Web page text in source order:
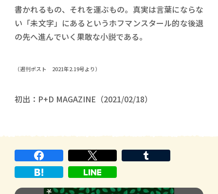
書かれるもの、それを運ぶもの。真実は言葉にならな
い「未文字」にあるというホフマンスタール的な後退
の先へ進んでいく果敢な小説である。
（週刊ポスト 2021年2.19号より）
初出：P+D MAGAZINE（2021/02/18）